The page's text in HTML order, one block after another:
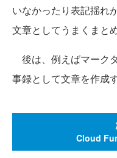
いなかったり表記揺れ
文章としてうまくまと
後は、例えばマーク
事録として文章を作成
Cloud